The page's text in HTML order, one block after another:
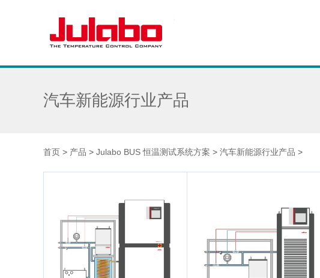
汽车新能源行业产品
首页 > 产品 > Julabo BUS 恒温测试系统方案 > 汽车新能源行业产品 >